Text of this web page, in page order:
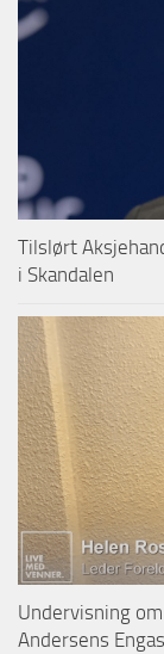
Tilslørt
i Skandalen
Undervisning
Andersens